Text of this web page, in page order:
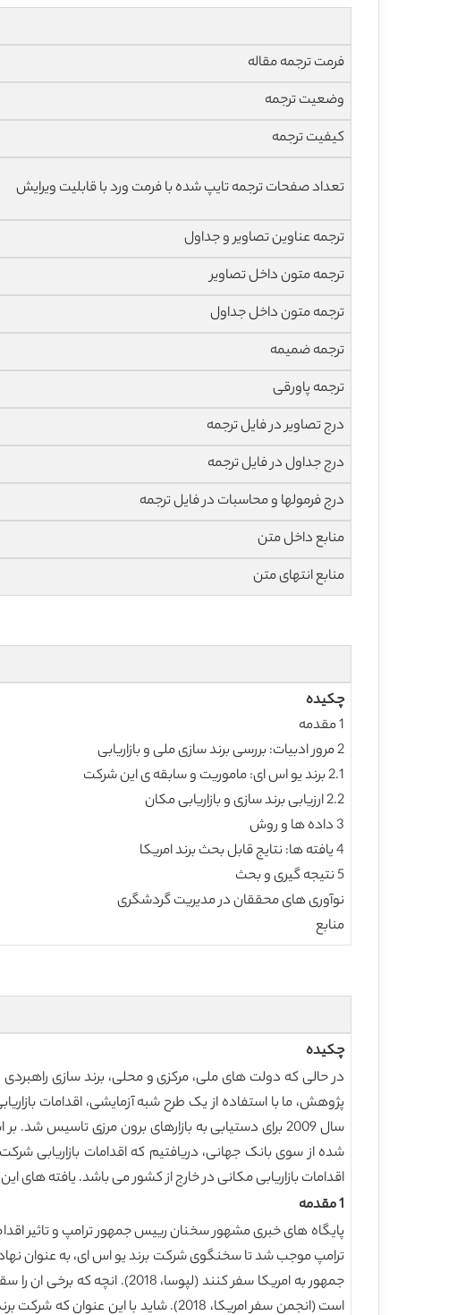
فرمت ترجمه مقاله
وضعیت ترجمه
کیفیت ترجمه
تعداد صفحات ترجمه تایپ شده با فرمت ورد با قابلیت ویرایش
ترجمه عناوین تصاویر و جداول
ترجمه متون داخل تصاویر
ترجمه متون داخل جداول
ترجمه ضمیمه
ترجمه پاورقی
درج تصاویر در فایل ترجمه
درج جداول در فایل ترجمه
درج فرمولها و محاسبات در فایل ترجمه
منابع داخل متن
منابع انتهای متن
چکیده
1 مقدمه
2 مرور ادبیات: بررسی برند سازی ملی و بازاریابی
2.1 برند یو اس ای: ماموریت و سابقه ی این شرکت
2.2 ارزیابی برند سازی و بازاریابی مکان
3 داده ها و روش
4 یافته ها: نتایج قابل بحث برند امریکا
5 نتیجه گیری و بحث
نوآوری های محققان در مدیریت گردشگری
منابع
چکیده
در حالی که دولت های ملی، مرکزی و محلی، برند سازی
سال 2009 برای دستیابی به بازارهای برون مرزی
اقدامات بازاریابی مکانی در خارج از کشور می باشد. یافته
1 مقدمه
پایگاه های خبری مشهور سخنان رییس جمهور ترامپ و تاثیر
ترامپ موجب شد تا سخنگوی شرکت برند یو اس ای، به عنوان